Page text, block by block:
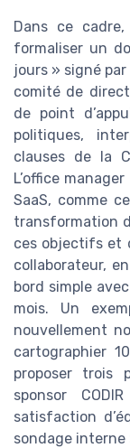
Dans ce
formaliser un
jours » signé
comité de
de point
politiques,
clauses de la
L’office
SaaS, comme
transformation
ces objectifs et
collaborateur,
bord simple
mois. Un
nouvellement
cartographier
proposer trois
sponsor
satisfaction
sondage interne